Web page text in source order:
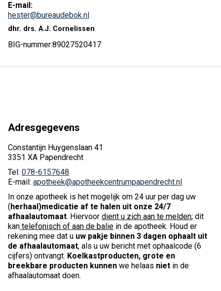
E-mail:
hester@bureaudebok.nl
dhr. drs. A.J. Cornelissen
BIG-nummer:89027520417
Adresgegevens
Constantijn Huygenslaan 41
3351 XA Papendrecht
Tel: 078-6157648
E-mail: apotheek@apotheekcentrumpapendrecht.nl
In onze apotheek is het mogelijk om 24 uur per dag uw
(herhaal)medicatie af te halen uit onze 24/7
afhaalautomaat. Hiervoor dient u zich aan te melden; dit
kan telefonisch of aan de balie in de apotheek. Houd er
rekening mee dat u uw pakje binnen 3 dagen ophaalt uit
de afhaalautomaat, als u uw bericht met ophaalcode (6
cijfers) ontvangt. Koelkastproducten, grote en
breekbare producten kunnen we helaas niet in de
afhaalautomaat doen.